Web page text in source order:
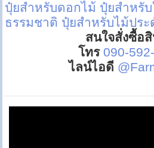
ปุ๋ยสำหรับดอกไม้ ปุ๋ยสำหรั
ธรรมชาติ ปุ๋ยสำหรับไม้ประ
สนใจสั่งซื้อ
โทร 090-
ไลน์ไอดี